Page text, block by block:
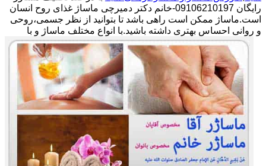
رایگان 09106210197-خانم دکتر دمیرچی ماساژ غذای روح انسان
است.ماساژ ممکن است راهی باشد تا بتوانید از نظر جسمی،روحی
و روانی احساس بهتری داشته باشید.با انواع مختلف ماساژ و با